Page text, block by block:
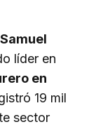
líder en
en
19 mil
sector